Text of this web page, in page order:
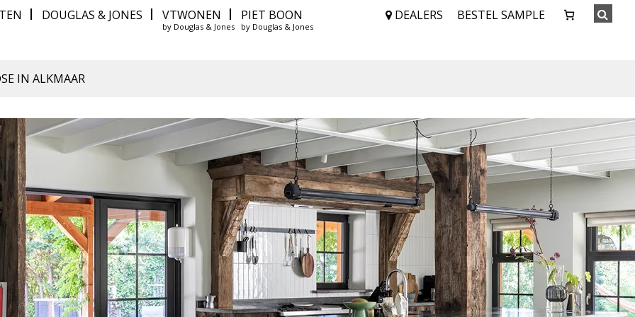
DOUGLAS & JONES VTWONEN
by Douglas & Jones
PIET BOON
by Douglas & Jones
DEALERS BESTEL SAMPLE
IN ALKMAAR